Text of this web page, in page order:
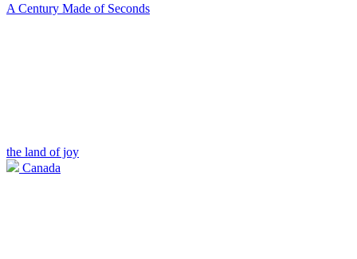
A Century Made of Seconds
the land of joy
Canada